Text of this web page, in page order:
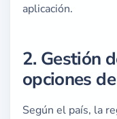
aplicación.
2. Gestión
opciones
Según el país, la